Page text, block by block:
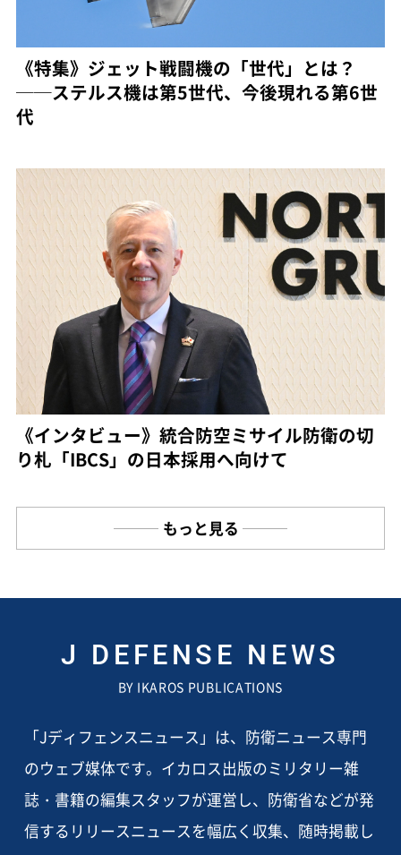
《特集》ジェット戦闘機の「世代」とは？
──ステルス機は第5世代、今後現れる第6世
代
《インタビュー》統合防空ミサイル防衛の切
り札「IBCS」の日本採用へ向けて
もっと見る
J DEFENSE NEWS
BY IKAROS PUBLICATIONS
「Jディフェンスニュース」は、防衛ニュース専門
のウェブ媒体です。イカロス出版のミリタリー雑
誌・書籍の編集スタッフが運営し、防衛省などが発
信するリリースニュースを幅広く収集、随時掲載し